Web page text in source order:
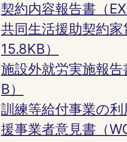
契約内容報告書（
共同生活援助契約
15.8KB）
施設外就労実施報
B）
訓練等給付事業の
援事業者意見書（